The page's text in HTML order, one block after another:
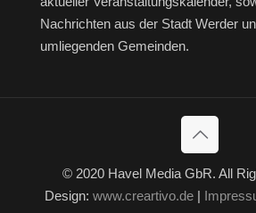
Nachrichten aus der Stadt Werder
umliegenden Gemeinden.
© 2020 Havel Media GbR. All
Design: www.creartivo.de|